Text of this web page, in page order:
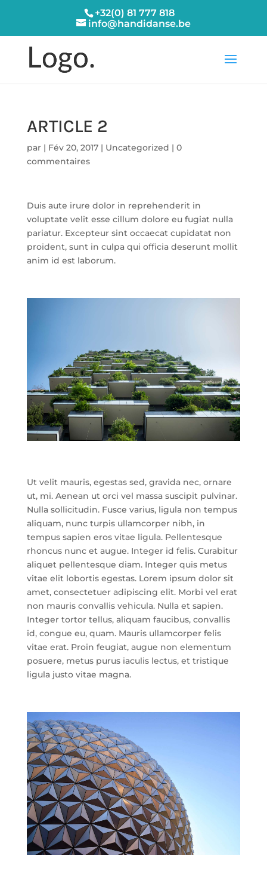
+32(0) 81 777 818
info@handidanse.be
ARTICLE 2
par | Fév 20, 2017| Uncategorized | 0
commentaires
Duis aute irure dolor in reprehenderit in
voluptate velit esse cillum dolore eu fugiat nulla
pariatur. Excepteur sint occaecat cupidatat non
proident, sunt in culpa qui officia deserunt mollit
anim id est laborum.
Ut velit mauris, egestas sed, gravida nec, ornare
ut, mi. Aenean ut orci vel massa suscipit pulvinar.
Nulla sollicitudin. Fusce varius, ligula non tempus
aliquam, nunc turpis ullamcorper nibh, in
tempus sapien eros vitae ligula. Pellentesque
rhoncus nunc et augue. Integer id felis. Curabitur
aliquet pellentesque diam. Integer quis metus
vitae elit lobortis egestas. Lorem ipsum dolor sit
amet, consectetuer adipiscing elit. Morbi vel erat
non mauris convallis vehicula. Nulla et sapien.
Integer tortor tellus, aliquam faucibus, convallis
id, congue eu, quam. Mauris ullamcorper felis
vitae erat. Proin feugiat, augue non elementum
posuere, metus purus iaculis lectus, et tristique
ligula justo vitae magna.